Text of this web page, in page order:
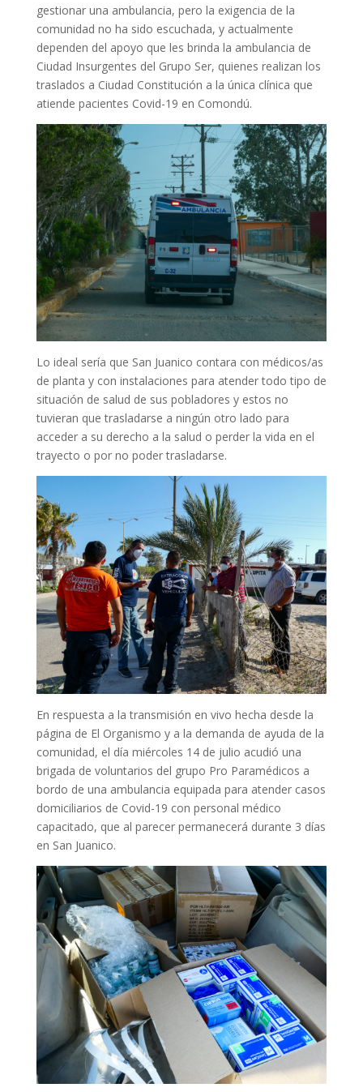
gestionar una ambulancia, pero la exigencia de la
comunidad no ha sido escuchada, y actualmente
dependen del apoyo que les brinda la ambulancia de
Ciudad Insurgentes del Grupo Ser, quienes realizan los
traslados a Ciudad Constitución a la única clínica que
atiende pacientes Covid-19 en Comondú.
Lo ideal sería que San Juanico contara con médicos/as
de planta y con instalaciones para atender todo tipo de
situación de salud de sus pobladores y estos no
tuvieran que trasladarse a ningún otro lado para
acceder a su derecho a la salud o perder la vida en el
trayecto o por no poder trasladarse.
En respuesta a la transmisión en vivo hecha desde la
página de El Organismo y a la demanda de ayuda de la
comunidad, el día miércoles 14 de julio acudió una
brigada de voluntarios del grupo Pro Paramédicos a
bordo de una ambulancia equipada para atender casos
domiciliarios de Covid-19 con personal médico
capacitado, que al parecer permanecerá durante 3 días
en San Juanico.